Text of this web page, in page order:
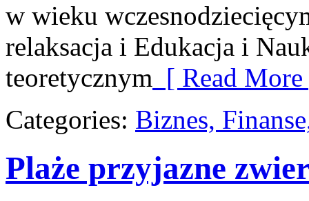
w wieku
relaksacja i Edukacja i
teoretycznym [ Read
Categories: Biznes,
Plaże przyjazne